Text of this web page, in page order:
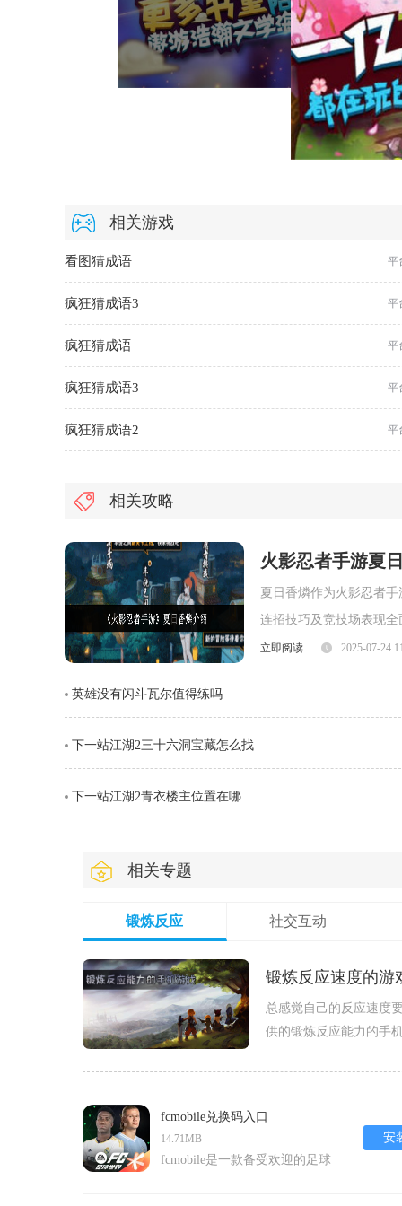
相关游戏
看图猜成语 平
疯狂猜成语3 平
疯狂猜成语 平
疯狂猜成语3 平
疯狂猜成语2 平
相关攻略
火影忍者手游夏
夏日香燐作为火影忍者
连招技巧及竞技场表现
面，夏日香燐的普攻为
立即阅读 2025-07-24
英雄没有闪斗瓦尔值得练吗
下一站江湖2三十六洞宝藏怎么找
下一站江湖2青衣楼主位置在哪
相关专题
锻炼反应 社交互动
锻炼反应速度的游
总感觉自己的反应速度
供的锻炼反应能力的手
fcmobile兑换码入口
14.71MB
fcmobile是一款备受欢迎的足球
安